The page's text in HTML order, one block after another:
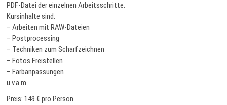
PDF-Datei der einzelnen Arbeitsschritte.
Kursinhalte sind:
– Arbeiten mit RAW-Dateien
– Postprocessing
– Techniken zum Scharfzeichnen
– Fotos Freistellen
– Farbanpassungen
u.v.a.m.
Preis: 149 € pro Person